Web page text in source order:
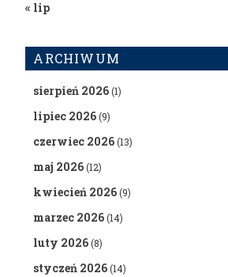
« lip
ARCHIWUM
sierpień 2026(1)
lipiec 2026(9)
czerwiec 2026(13)
maj 2026(12)
kwiecień 2026(9)
marzec 2026(14)
luty 2026(8)
styczeń 2026(14)